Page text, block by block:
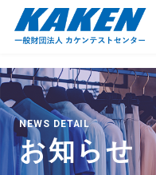
NEWS DETAIL
お知らせ